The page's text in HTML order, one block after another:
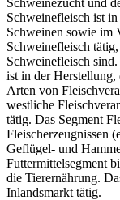
Schweinefleisch ist
Schweinen sowie im
Schweinefleisch
Schweinefleisch
ist in der Herstellung,
Arten von
westliche
tätig. Das Segment
Fleischerzeugnissen
Geflügel- und
Futtermittelsegment
die Tierernährung.
Inlandsmarkt tätig.